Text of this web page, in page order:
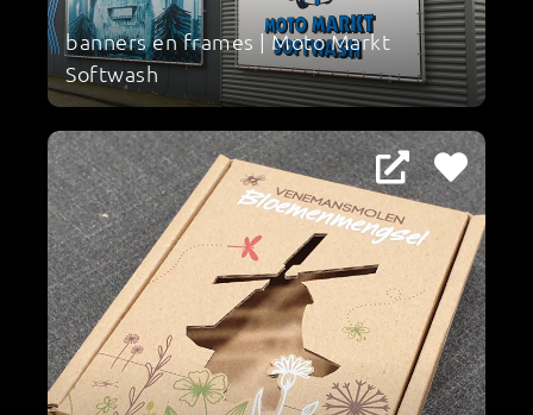
banners en frames | Moto Markt
Softwash